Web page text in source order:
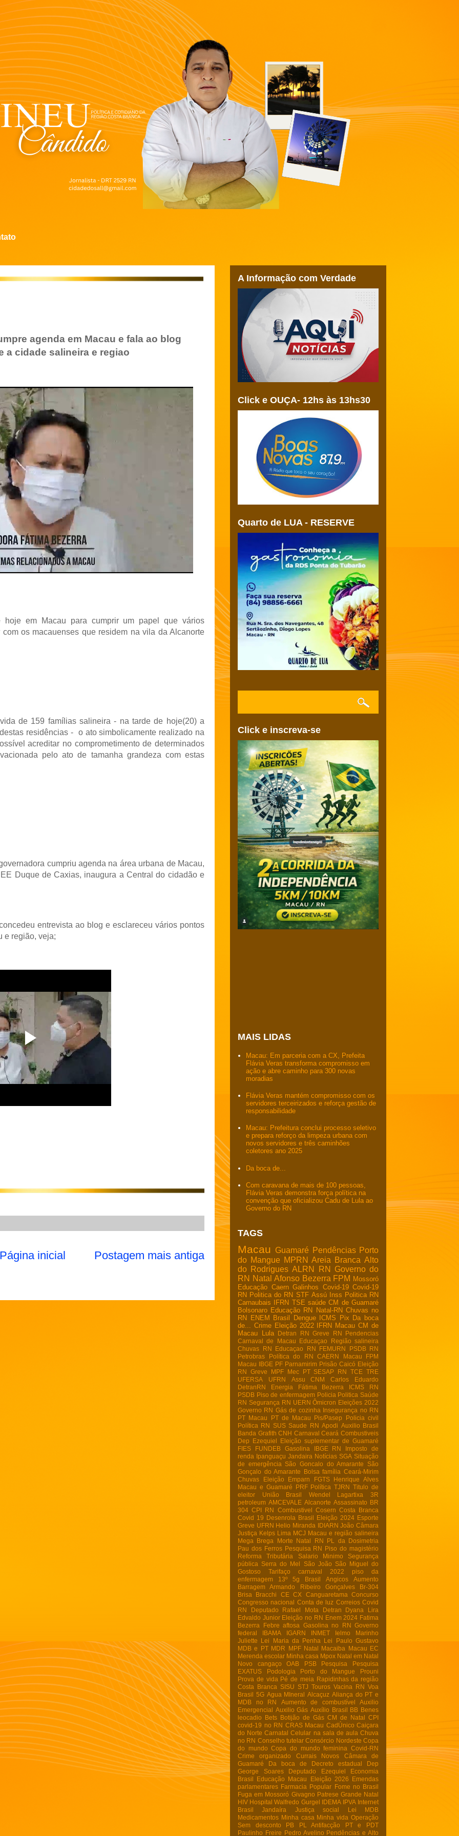
agenda em Macau e fala ao blog
a cidade salineira e regiao
hoje em Macau para cumprir um papel que vários
os macauenses que residem na vila da Alcanorte
de 159 famílias salineira - na tarde de hoje(20) a
residências - o ato simbolicamente realizado na
acreditar no comprometimento de determinados
pelo ato de tamanha grandeza com estas
cumpriu agenda na área urbana de Macau,
Duque de Caxias, inaugura a Central do cidadão e
entrevista ao blog e esclareceu vários pontos
e região, veja;
Postagem mais antiga
Página inicial
A Informação com Verdade
Click e OUÇA- 12hs às 13hs30
Quarto de LUA - RESERVE
Click e inscreva-se
MAIS LIDAS
Macau: Em parceria com a CX, Prefeita
Flávia Veras transforma compromisso em
ação e abre caminho para 300 novas
moradias
Flávia Veras mantém compromisso com os
servidores terceirizados e reforça gestão de
responsabilidade
Macau: Prefeitura conclui processo seletivo
e prepara reforço da limpeza urbana com
novos servidores e três caminhões
coletores ano 2025
Da boca de...
Com caravana de mais de 100 pessoas,
Flávia Veras demonstra força política na
convenção que oficializou Cadu de Lula ao
Governo do RN
TAGS
Macau Guamaré Pendências Porto
do Mangue MPRN Areia Branca Alto
do Rodrigues ALRN RN
Governo do
RN Natal Afonso Bezerra FPM Mossoró
Educação Caern Galinhos Covid-19 Covid-19
RN Politica do RN STF Assú Inss Politica RN
Carnaubais
IFRN TSE saúde CM de Guamaré
Bolsonaro Educação RN Natal-RN Chuvas no
RN
ENEM Brasil Dengue ICMS Pix Da boca
de...
Crime Eleição 2022 IFRN Macau CM de
Macau
Lula Detran RN Greve RN
Pendencias
Carnaval de Macau
Educaçao
Região salineira
Chuvas RN
Educaçao RN FEMURN
PSDB RN
Petrobras
Política do RN CAERN Macau
FPM
Macau IBGE PF Parnamirim Prisão Caicó Eleição
RN
Greve MPF Mec PT SESAP RN TCE TRE
UFERSA
UFRN Assu CNM
Carlos Eduardo
DetranRN
Energia Fátima Bezerra
ICMS RN
PSDB Piso de enfermagem Policia Politica Saúde
RN Segurança RN UERN Ômicron Eleições 2022
Governo RN Gás de cozinha Insegurança no RN
PT Macau
PT de Macau Pis/Pasep
Policia civil
Política RN
SUS Saude RN Apodi Auxilio Brasil
Banda Grafith CNH Carnaval Ceará Combustiveis
Dep Ezequiel
Eleição suplementar de Guamaré
FIES
FUNDEB Gasolina IBGE RN
Imposto de
renda Ipanguaçu Jandaira Notícias SGA Situação
de emergência
São Goncalo do Amarante
São
Gonçalo do Amarante
Bolsa família Ceará-Mirim
Chuvas
Eleição Emparn FGTS
Henrique Alves
Macau e Guamaré
PRF Política TJRN Titulo de
eleitor
União Brasil Wendel Lagartixa
3R
petroleum AMCEVALE Alcanorte Assassinato BR
304 CPI RN Combustivel Cosern Costa Branca
Covid 19 Desenrola Brasil Eleição 2024 Esporte
Greve UFRN Helio Miranda IDIARN João Câmara
Justiça Kelps Lima MCJ Macau e região salineira
Mega Brega
Morte Natal RN
PL da Dosimetria
Pau dos Ferros Pesquisa RN Piso do magistério
Reforma Tributária
Salario Minimo
Segurança
pública
Serra do Mel São João
São Miguel do
Gostoso
Tarifaço carnaval 2022
piso da
enfermagem
13º 5g Brasil Angicos
Aumento
Barragem Armando Ribeiro Gonçalves
Br-304
Brisa Bracchi
CE CX Canguaretama
Concurso
Congresso nacional Conta de luz Correios Covid
RN
Deputado Rafael Mota Detran
Dyana Lira
Edvaldo Junior Eleição no RN Enem 2024 Fatima
Bezerra
Febre aftosa Gasolina no RN Governo
federal
IBAMA IGARN INMET
Ielmo Marinho
Juliette
Lei Maria da Penha
Lei Paulo Gustavo
MDB e PT MDR MPF Natal Macaiba
Macau EC
Merenda escolar Minha casa Mpox Natal em Natal
Novo cangaço
OAB PSB Pesquisa
Pesquisa
EXATUS
Podologia Porto do Mangue
Prouni
Prova de vida Pé de meia Rapidinhas da região
Costa Branca
SISU STJ Touros Vacina RN Voa
Brasil 5G Agua MIneral Alcaçuz Aliança do PT e
MDB no RN
Aumento de combustível
Auxilio
Emergencial Auxilio Gás Auxílio Brasil BB Benes
leocadio
Bets Botijão de Gás CM de Natal CPI
covid-19 no RN CRAS Macau CadÚnico Caiçara
do Norte Carnatal Celular na sala de aula Chuva
no RN Conselho tutelar Consórcio Nordeste Copa
do mundo Copa do mundo feminina
Covid-RN
Crime organizado
Currais Novos
Câmara de
Guamaré
Da boca de Decreto estadual
Dep
George Soares
Deputado Ezequiel
Economia
Brasil
Educação Macau Eleição 2026
Emendas
parlamentares Farmacia Popular Fome no Brasil
Fuga em Mossoró Givagno Patrese Grande Natal
HIV Hospital Walfredo Gurgel IDEMA IPVA Internet
Brasil
Jandaíra Justiça social Lei
MDB
Medicamentos Minha casa Minha vida Operação
Sem desconto
PB PL Antifacção
PT e PDT
Paulinho Freire Pedro Avelino Pendências e Alto